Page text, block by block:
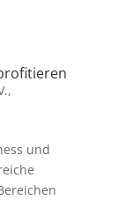
,
und